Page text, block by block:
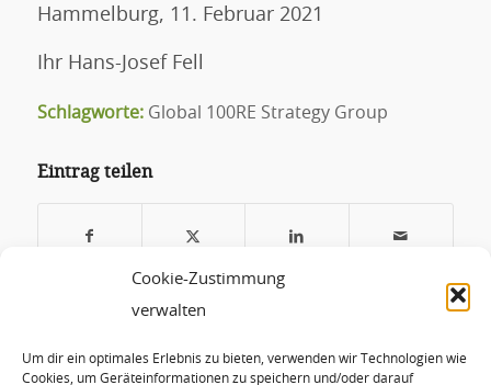
Cookie-Zustimmung
verwalten
Um dir ein optimales Erlebnis zu bieten, verwenden wir Technologien wie
Cookies, um Geräteinformationen zu speichern und/oder darauf
Hammelburg, 11. Februar 2021
Ihr Hans-Josef Fell
Schlagworte: Global 100RE Strategy Group
Eintrag teilen